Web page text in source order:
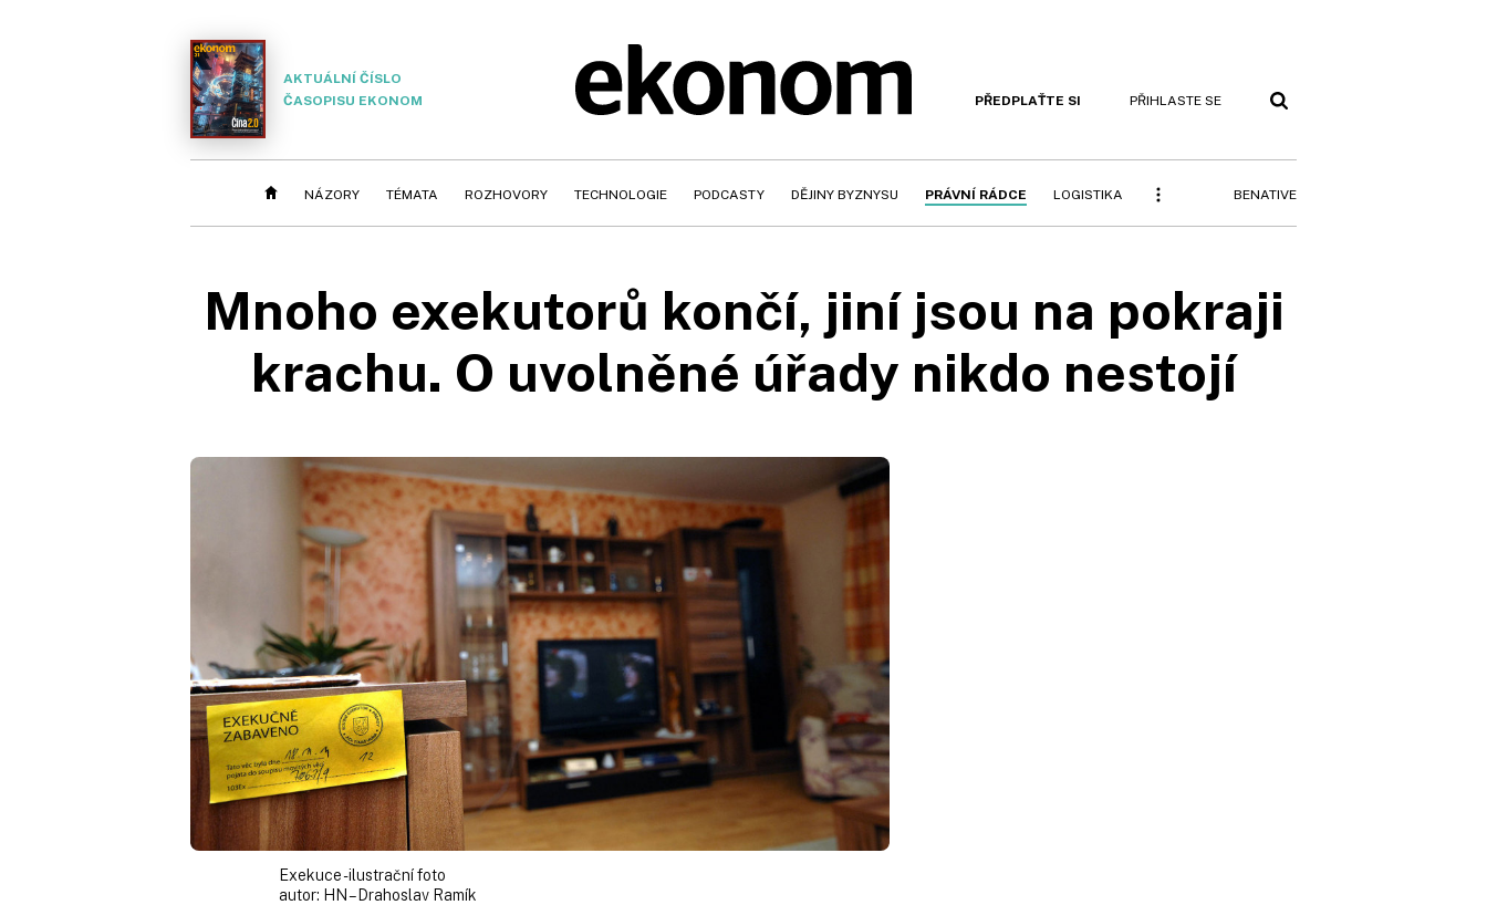
AKTUÁLNÍ ČÍSLO
ČASOPISU EKONOM
PŘEDPLAŤTE SI PŘIHLASTE SE
NÁZORY TÉMATA ROZHOVORY TECHNOLOGIE PODCASTY DĚJINY BYZNYSU PRÁVNÍ RÁDCE LOGISTIKA BENATIVE
Mnoho exekutorů končí, jiní jsou na pokraji
krachu. O uvolněné úřady nikdo nestojí
Exekuce - ilustrační foto
autor: HN – Drahoslav Ramík